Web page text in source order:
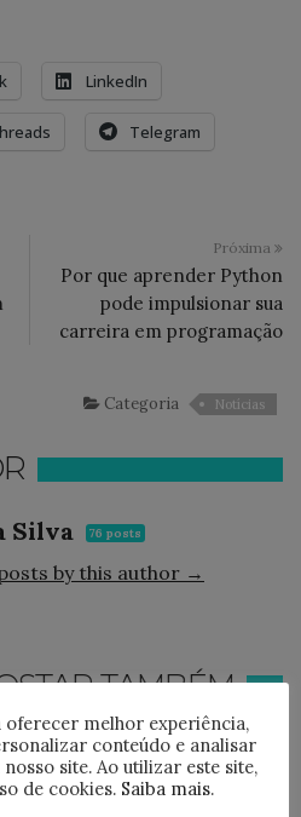
LinkedIn
Telegram
Próxima
Por que aprender Python
pode impulsionar sua
carreira em programação
Categoria Notícias
Silva 76 posts
by this author →
TAMBÉM
melhor experiência,
conteúdo e analisar
site. Ao utilizar este site,
de cookies. Saiba mais.